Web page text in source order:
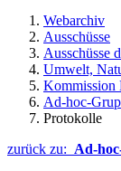
Webarchiv
Ausschüsse
Ausschüsse
Umwelt,
Kommission
Ad-hoc-
Protokolle
zurück zu: Ad-